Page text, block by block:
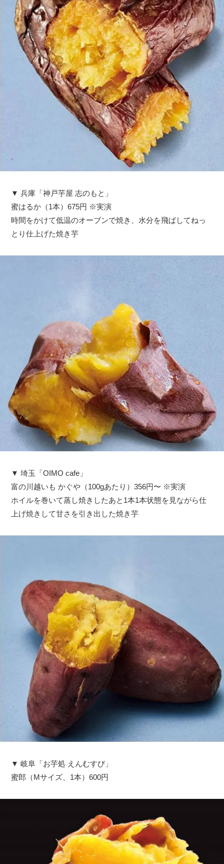
▼ 兵庫「神戸芋屋 志のもと」
蜜はるか（1本）675円 ※実演
時間をかけて低温のオーブンで焼き、水分を飛ばしてねっ
とり仕上げた焼き芋
▼ 埼玉「OIMO cafe」
富の川越いも かぐや（100gあたり）356円〜 ※実演
ホイルを巻いて蒸し焼きしたあと1本1本状態を見ながら仕
上げ焼きして甘さを引き出した焼き芋
▼ 岐阜「お芋処 えんむすび」
蜜郎（Mサイズ、1本）600円